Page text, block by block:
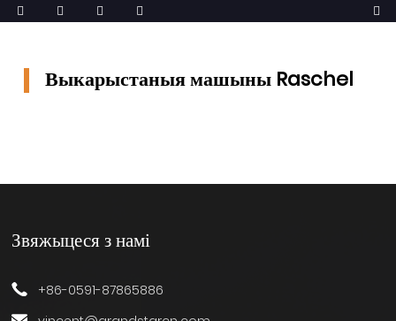
Выкарыстаныя машыны Raschel
Звяжыцеся з намі
+86-0591-87865886